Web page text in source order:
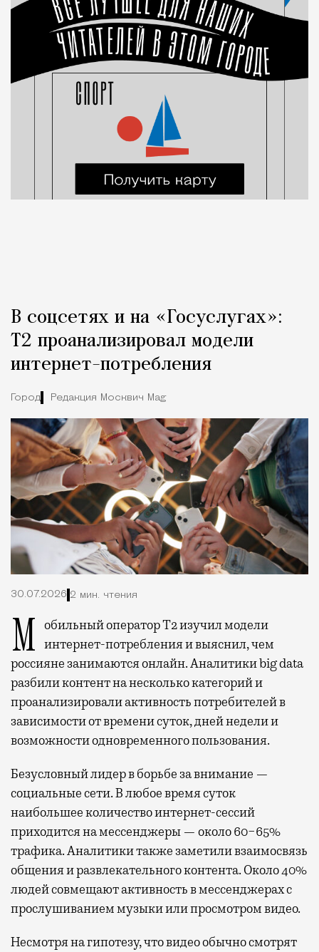
В соцсетях и на «Госуслугах»:
Т2 проанализировал модели
интернет-потребления
Город Редакция Москвич Mag
30.07.2026 2 мин. чтения
Мобильный оператор Т2 изучил модели интернет-потребления и выяснил, чем
россияне занимаются онлайн. Аналитики big data
разбили контент на несколько категорий и
проанализировали активность потребителей в
зависимости от времени суток, дней недели и
возможности одновременного пользования.
Безусловный лидер в борьбе за внимание —
социальные сети. В любое время суток
наибольшее количество интернет-сессий
приходится на мессенджеры — около 60−65%
трафика. Аналитики также заметили взаимосвязь
общения и развлекательного контента. Около 40%
людей совмещают активность в мессенджерах с
прослушиванием музыки или просмотром видео.
Несмотря на гипотезу, что видео обычно смотрят